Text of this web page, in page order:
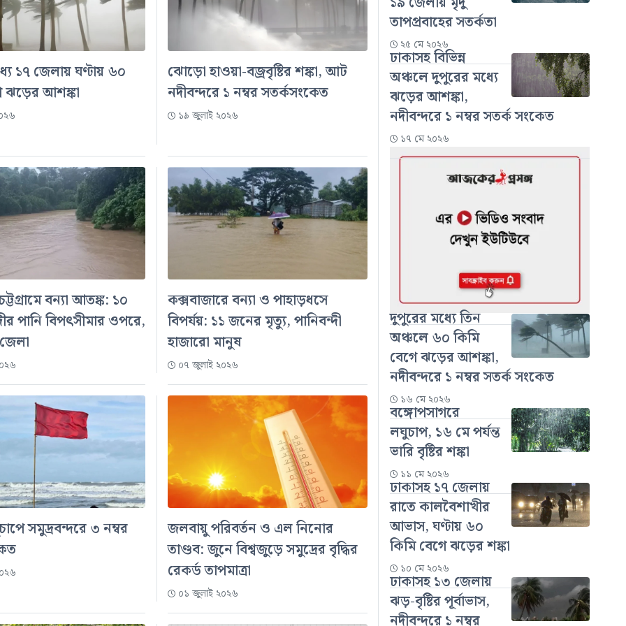
তাপপ্রবাহের সতর্কতা
২৫ মে ২০২৬
ঢাকাসহ বিভিন্ন
অঞ্চলে দুপুরের মধ্যে
ঝড়ের আশঙ্কা,
নদীবন্দরে ১ নম্বর সতর্ক সংকেত
১৭ মে ২০২৬
দুপুরের মধ্যে তিন
অঞ্চলে ৬০ কিমি
বেগে ঝড়ের আশঙ্কা,
নদীবন্দরে ১ নম্বর সতর্ক সংকেত
১৬ মে ২০২৬
বঙ্গোপসাগরে
লঘুচাপ, ১৬ মে পর্যন্ত
ভারি বৃষ্টির শঙ্কা
১১ মে ২০২৬
ঢাকাসহ ১৭ জেলায়
রাতে কালবৈশাখীর
আভাস, ঘণ্টায় ৬০
কিমি বেগে ঝড়ের শঙ্কা
১০ মে ২০২৬
ঢাকাসহ ১৩ জেলায়
ঝড়-বৃষ্টির পূর্বাভাস,
নদীবন্দরে ১ নম্বর
১৭ জেলায় ঘণ্টায় ৬০
ঝড়ের আশঙ্কা
ঝোড়ো হাওয়া-বজ্রবৃষ্টির শঙ্কা, আট
নদীবন্দরে ১ নম্বর সতর্কসংকেত
১৯ জুলাই ২০২৬
বন্যা আতঙ্ক: ১০
পানি বিপৎসীমার ওপরে,
কক্সবাজারে বন্যা ও পাহাড়ধসে
বিপর্যয়: ১১ জনের মৃত্যু, পানিবন্দী
হাজারো মানুষ
০৭ জুলাই ২০২৬
সমুদ্রবন্দরে ৩ নম্বর
জলবায়ু পরিবর্তন ও এল নিনোর
তাণ্ডব: জুনে বিশ্বজুড়ে সমুদ্রের বৃদ্ধির
রেকর্ড তাপমাত্রা
০১ জুলাই ২০২৬